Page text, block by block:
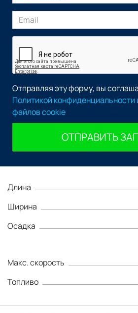
Длина
Ширина
Осадка
Макс. скорость
Топливо
Отправляя эту форму, вы
Политикой конфиденциальности
файлов cookie
ОТПРАВИТЬ